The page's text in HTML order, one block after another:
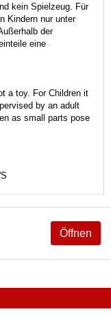
kein Spielzeug. Für
Kindern nur unter
der
eine
a toy. For Children it
by an adult
as small parts pose
Öffnen